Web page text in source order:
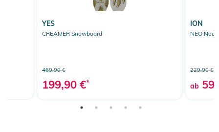
YES
CREAMER Snowboard
469,90 €
199,90 €*
ION
NEO
229,90 €
ab